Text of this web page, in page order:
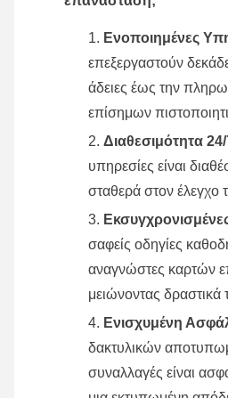
Ενοποιημένες
επεξεργαστούν
άδειες έως την
επίσημων
Διαθεσιμότητα
υπηρεσίες είναι
σταθερά στον έλεγχο
σαφείς οδηγίες
αναγνώστες καρτών
μειώνοντας δραστικά
Ενισχυμένη
δακτυλικών
συναλλαγές είναι